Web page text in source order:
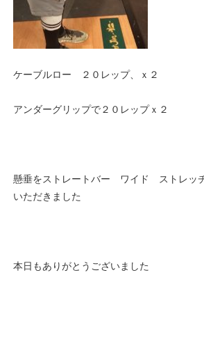
ケーブルロー ２０レップ、ｘ２
アンダーグリップで２０レップｘ２
懸垂をストレートバー ワイド ストレッ
いただきました
本日もありがとうございました